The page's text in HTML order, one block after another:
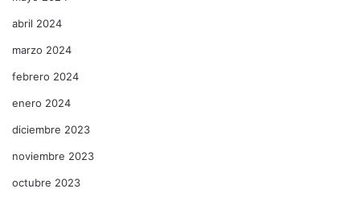
abril 2024
marzo 2024
febrero 2024
enero 2024
diciembre 2023
noviembre 2023
octubre 2023